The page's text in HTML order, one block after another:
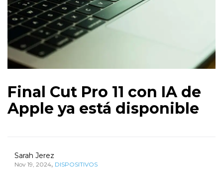
Final Cut Pro 11 con IA de
Apple ya está disponible
Sarah Jerez
Nov 19, 2024, DISPOSITIVOS